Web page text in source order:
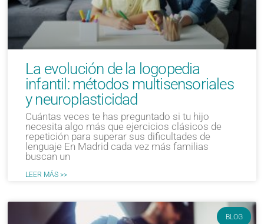
La evolución de la logopedia
infantil: métodos multisensoriales
y neuroplasticidad
Cuántas veces te has preguntado si tu hijo
necesita algo más que ejercicios clásicos de
repetición para superar sus dificultades de
lenguaje En Madrid cada vez más familias
buscan un
LEER MÁS >>
BLOG